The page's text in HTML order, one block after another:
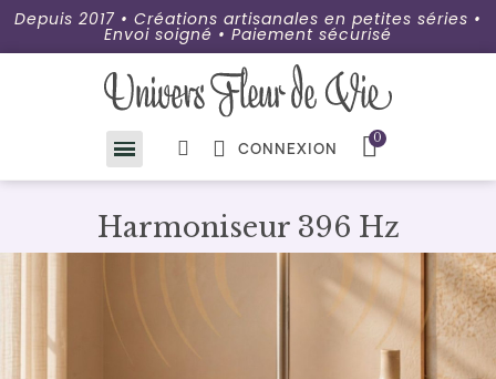
Depuis 2017 • Créations artisanales en petites séries •
Envoi soigné • Paiement sécurisé
CONNEXION
Harmoniseur 396 Hz